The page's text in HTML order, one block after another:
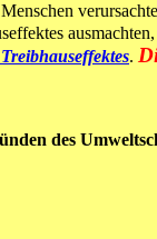
.
des